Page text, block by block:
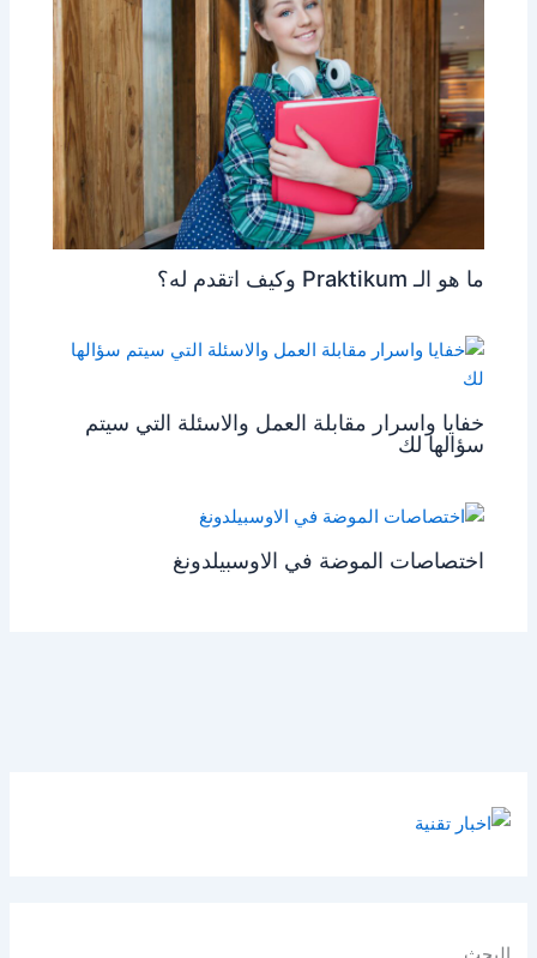
ما هو الـ Praktikum وكيف اتقدم له؟
خفايا واسرار مقابلة العمل والاسئلة التي سيتم
سؤالها لك
اختصاصات الموضة في الاوسبيلدونغ